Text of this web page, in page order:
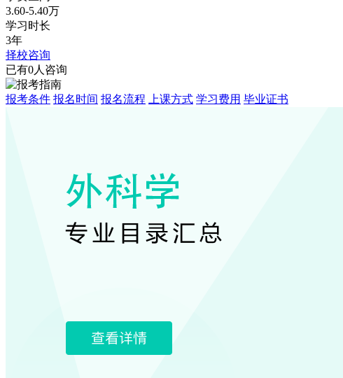
3.60-5.40万
学习时长
3年
择校咨询
已有0人咨询
报考条件 报名时间 报名流程 上课方式 学习费用 毕业证书